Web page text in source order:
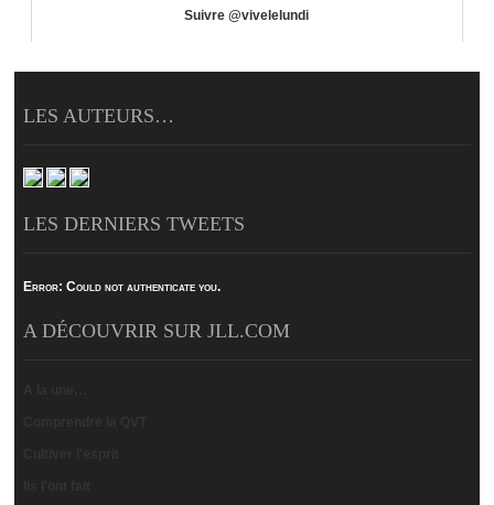
Suivre @vivelelundi
LES AUTEURS…
LES DERNIERS TWEETS
Error: Could not authenticate you.
A DÉCOUVRIR SUR JLL.COM